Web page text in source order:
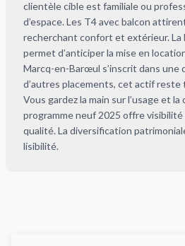
clientèle cible est familiale ou
d’espace. Les T4 avec balcon
recherchant confort et extérieur. La
permet d’anticiper la mise en
Marcq-en-Barœul s’inscrit dans une
d’autres placements, cet actif reste
Vous gardez la main sur l’usage et
programme neuf 2025 offre visibilité
qualité. La diversification
lisibilité.